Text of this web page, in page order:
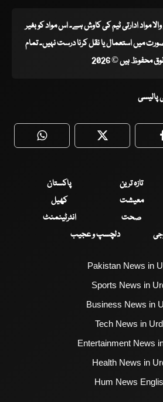
مواد ادارتی ٹیم کی کاوش ہے۔ اس مواد کو بغیر
میں استعمال یا نقل کرنا درست نہیں۔ تمام
محفوظ ہیں © 2026
پالیسی
WhatsApp Twitter
تازہ ترین
پاکستان
معیشت
کھیل
صحت
انٹرٹینمنٹ
دلچسپ و عجیب
Pakistan News in
Sports News in
Business News in
Tech News in
Entertainment News
Health News in
Hum News